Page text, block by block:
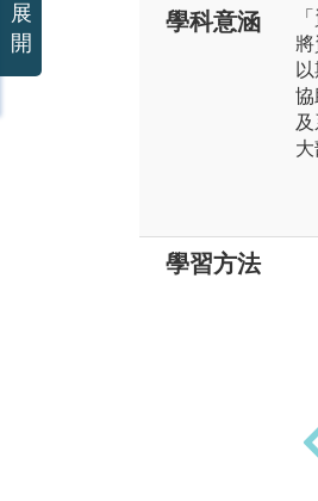
學科意涵
協
大
學習方法
展
開